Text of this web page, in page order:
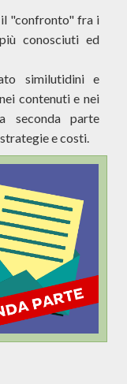
il "confronto" fra i
conosciuti ed
similutidini e
contenuti e nei
seconda parte
e costi.